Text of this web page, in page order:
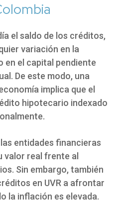
el saldo de los créditos,
variación en la
en el capital pendiente
De este modo, una
implica que el
hipotecario indexado
entidades financieras
valor real frente al
Sin embargo, también
en UVR a afrontar
la inflación es elevada.